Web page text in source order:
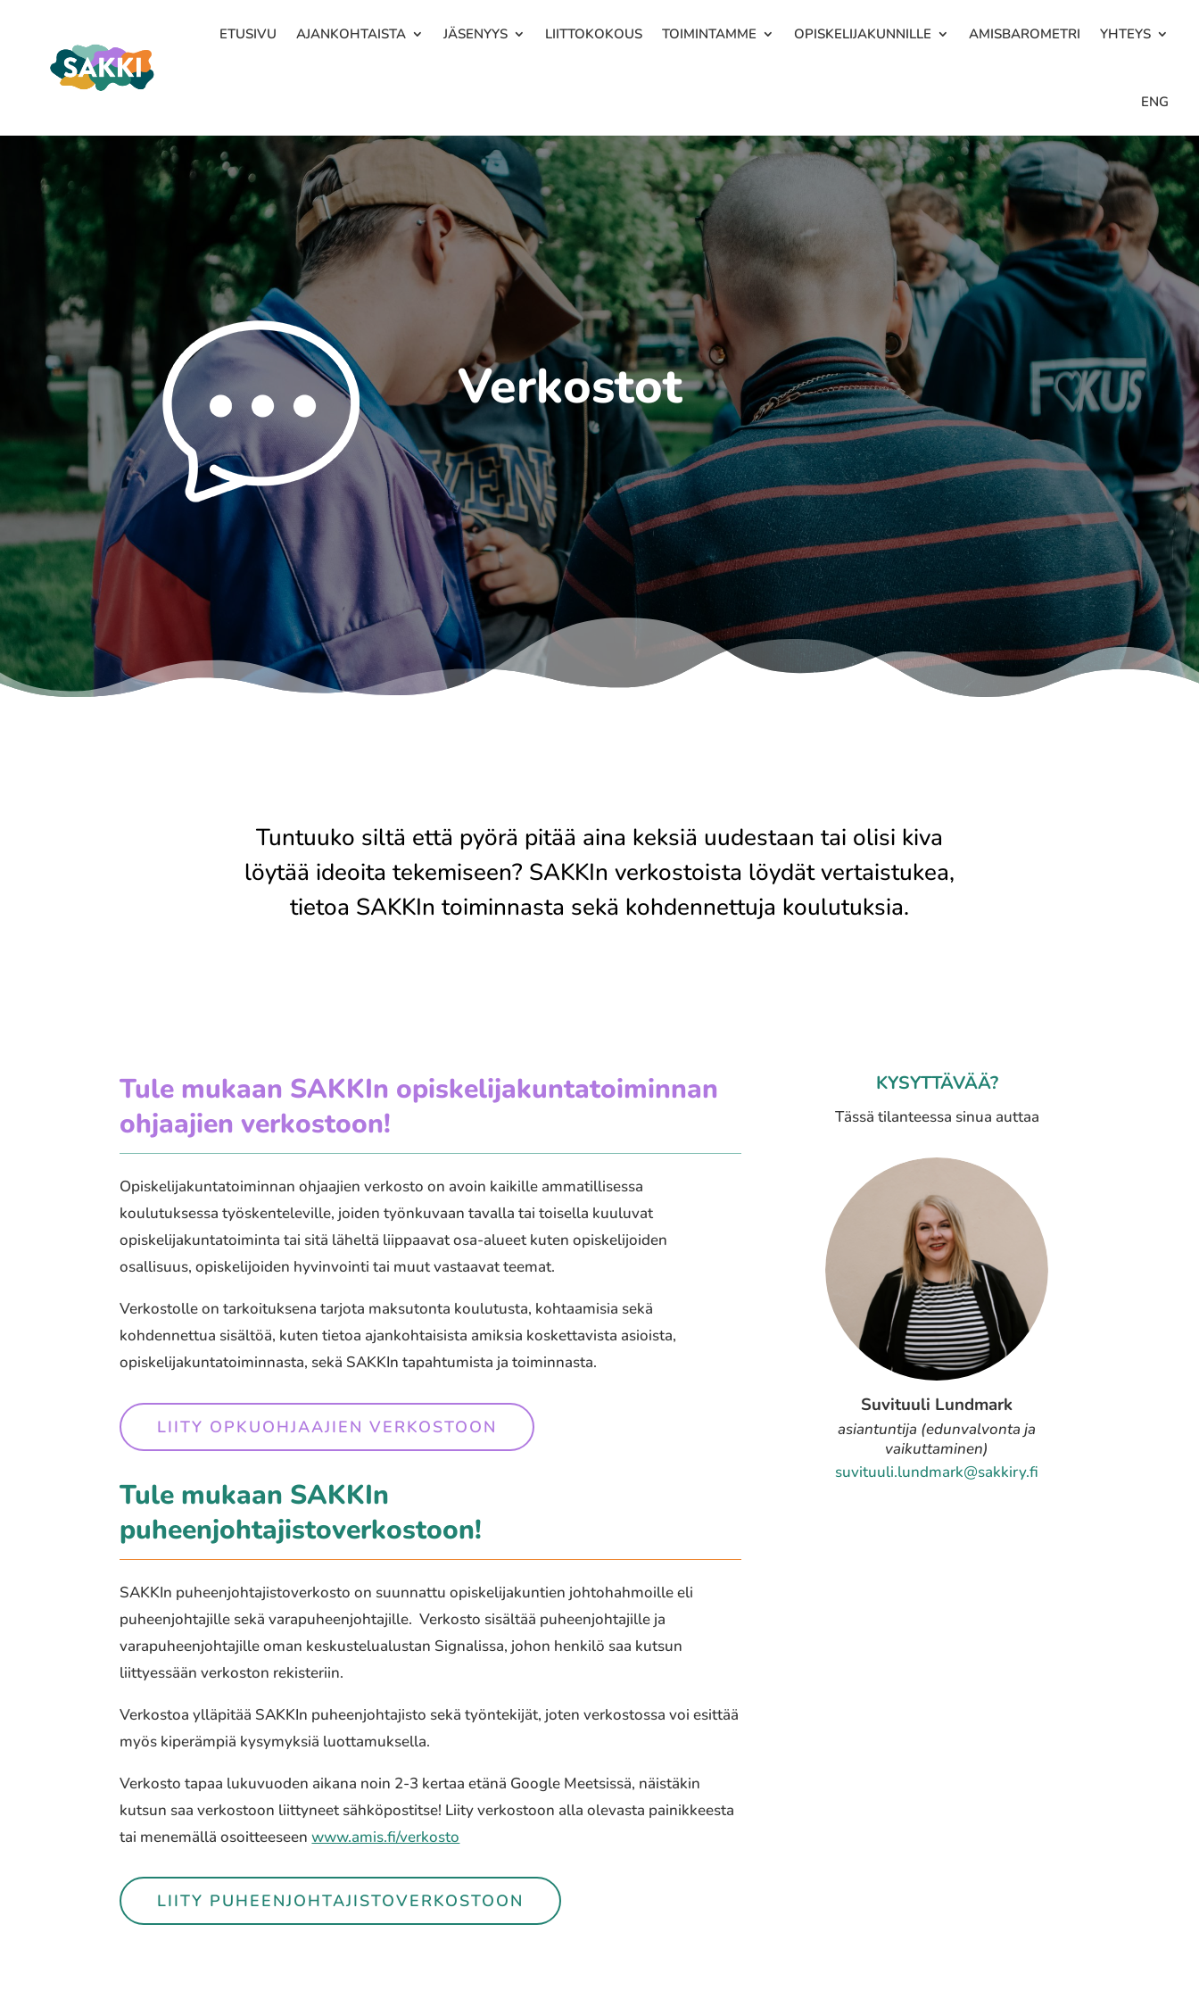
ETUSIVU AJANKOHTAISTA JÄSENYYS LIITTOKOKOUS TOIMINTAMME OPISKELIJAKUNNILLE AMISBAROMETRI YHTEYS
ENG
Verkostot
Tuntuuko siltä että pyörä pitää aina keksiä uudestaan tai olisi kiva
löytää ideoita tekemiseen? SAKKIn verkostoista löydät vertaistukea,
tietoa SAKKIn toiminnasta sekä kohdennettuja koulutuksia.
Tule mukaan SAKKIn opiskelijakuntatoiminnan
ohjaajien verkostoon!
Opiskelijakuntatoiminnan ohjaajien verkosto on avoin kaikille ammatillisessa
koulutuksessa työskenteleville, joiden työnkuvaan tavalla tai toisella kuuluvat
opiskelijakuntatoiminta tai sitä läheltä liippaavat osa-alueet kuten opiskelijoiden
osallisuus, opiskelijoiden hyvinvointi tai muut vastaavat teemat.
Verkostolle on tarkoituksena tarjota maksutonta koulutusta, kohtaamisia sekä
kohdennettua sisältöä, kuten tietoa ajankohtaisista amiksia koskettavista asioista,
opiskelijakuntatoiminnasta, sekä SAKKIn tapahtumista ja toiminnasta.
LIITY OPKUOHJAAJIEN VERKOSTOON
Tule mukaan SAKKIn
puheenjohtajistoverkostoon!
SAKKIn puheenjohtajistoverkosto on suunnattu opiskelijakuntien johtohahmoille eli
puheenjohtajille sekä varapuheenjohtajille. Verkosto sisältää puheenjohtajille ja
varapuheenjohtajille oman keskustelualustan Signalissa, johon henkilö saa kutsun
liittyessään verkoston rekisteriin.
Verkostoa ylläpitää SAKKIn puheenjohtajisto sekä työntekijät, joten verkostossa voi esittää
myös kiperämpiä kysymyksiä luottamuksella.
Verkosto tapaa lukuvuoden aikana noin 2-3 kertaa etänä Google Meetsissä, näistäkin
kutsun saa verkostoon liittyneet sähköpostitse! Liity verkostoon alla olevasta painikkeesta
tai menemällä osoitteeseenwww.amis.fi/verkosto
LIITY PUHEENJOHTAJISTOVERKOSTOON
KYSYTTÄVÄÄ?
Tässä tilanteessa sinua auttaa
Suvituuli Lundmark
asiantuntija (edunvalvonta ja
vaikuttaminen)
suvituuli.lundmark@sakkiry.fi